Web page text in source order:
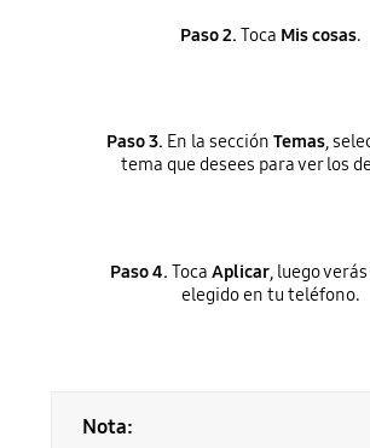
Paso 2. Toca Mis cosas.
Paso 3. En la sección Temas,
tema que desees para ver los
Paso 4. Toca Aplicar, luego
elegido en tu teléfono.
Nota: